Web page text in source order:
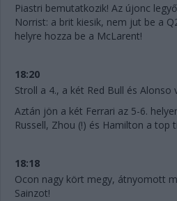
Piastri bemutatkozik! Az újonc
Norrist: a brit kiesik, nem jut be a
helyre hozza be a McLarent!
18:20
Stroll a 4., a két Red Bull és Alonso
Aztán jön a két Ferrari az 5-6.
Russell, Zhou (!) és Hamilton a top
18:18
Ocon nagy kört megy, átnyomott
Sainzot!